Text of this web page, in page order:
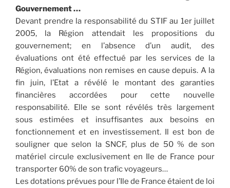
Gouvernement …
Devant prendre la responsabilité du STIF au 1er juillet
2005, la Région attendait les propositions du
gouvernement; en l’absence d’un audit, des
évaluations ont été effectué par les services de la
Région, évaluations non remises en cause depuis. A la
fin juin, l’Etat a révélé le montant des garanties
financières accordées pour cette nouvelle
responsabilité. Elle se sont révélés très largement
sous estimées et insuffisantes aux besoins en
fonctionnement et en investissement. Il est bon de
souligner que selon la SNCF, plus de 50 % de son
matériel circule exclusivement en Ile de France pour
transporter 60% de son trafic voyageurs…
Les dotations prévues pour l’Ile de France étaient de loi